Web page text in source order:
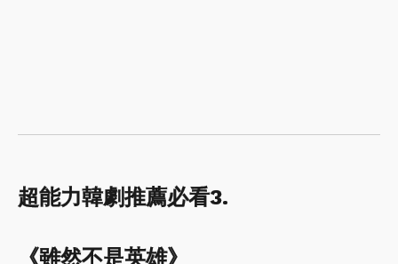
超能力韓劇推薦必看3.
《雖然不是英雄》